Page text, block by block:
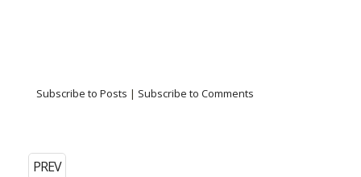
Subscribe to Posts | Subscribe to Comments
PREV